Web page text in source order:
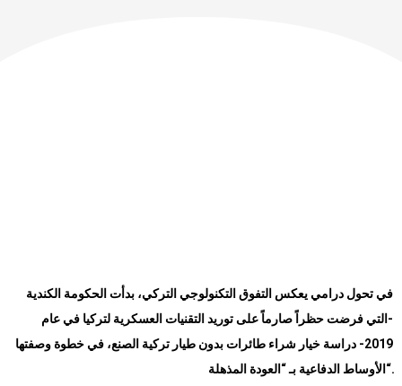
في تحول درامي يعكس التفوق التكنولوجي التركي، بدأت الحكومة الكندية
-التي فرضت حظراً صارماً على توريد التقنيات العسكرية لتركيا في عام
2019- دراسة خيار شراء طائرات بدون طيار تركية الصنع، في خطوة وصفتها
الأوساط الدفاعية بـ “العودة المذهلة “.